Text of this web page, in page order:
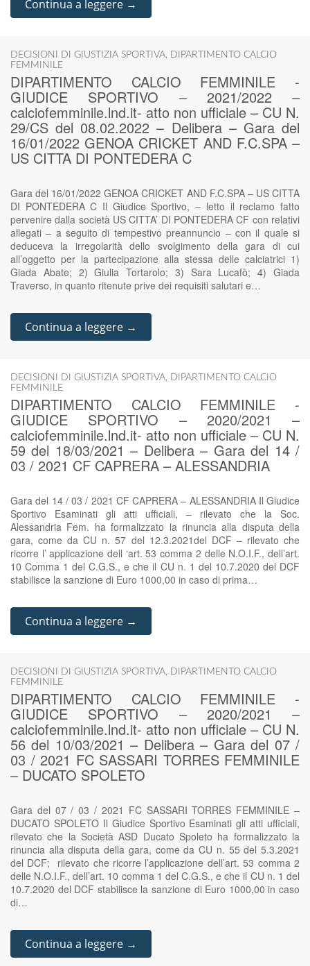
Continua a leggere →
DECISIONI DI GIUSTIZIA SPORTIVA, DIPARTIMENTO CALCIO
FEMMINILE
DIPARTIMENTO CALCIO FEMMINILE -
GIUDICE SPORTIVO – 2021/2022 –
calciofemminile.lnd.it- atto non ufficiale – CU N.
29/CS del 08.02.2022 – Delibera – Gara del
16/01/2022 GENOA CRICKET AND F.C.SPA –
US CITTA DI PONTEDERA C
Gara del 16/01/2022 GENOA CRICKET AND F.C.SPA – US CITTA
DI PONTEDERA C Il Giudice Sportivo, – letto il reclamo fatto
pervenire dalla società US CITTA’ DI PONTEDERA CF con relativi
allegati – a seguito di tempestivo preannuncio – con il quale si
deduceva la irregolarità dello svolgimento della gara di cui
all’oggetto per la partecipazione alla stessa delle calciatrici 1)
Giada Abate; 2) Giulia Tortarolo; 3) Sara Lucafò; 4) Giada
Traverso, in quanto ritenute prive dei requisiti salutari e…
Continua a leggere →
DECISIONI DI GIUSTIZIA SPORTIVA, DIPARTIMENTO CALCIO
FEMMINILE
DIPARTIMENTO CALCIO FEMMINILE -
GIUDICE SPORTIVO – 2020/2021 –
calciofemminile.lnd.it- atto non ufficiale – CU N.
59 del 18/03/2021 – Delibera – Gara del 14 /
03 / 2021 CF CAPRERA – ALESSANDRIA
Gara del 14 / 03 / 2021 CF CAPRERA – ALESSANDRIA Il Giudice
Sportivo Esaminati gli atti ufficiali, – rilevato che la Soc.
Alessandria Fem. ha formalizzato la rinuncia alla disputa della
gara, come da CU n. 57 del 12.3.2021del DCF – rilevato che
ricorre l’ applicazione dell ‘art. 53 comma 2 delle N.O.I.F., dell’art.
10 Comma 1 del C.G.S., e che il CU n. 1 del 10.7.2020 del DCF
stabilisce la sanzione di Euro 1000,00 in caso di prima…
Continua a leggere →
DECISIONI DI GIUSTIZIA SPORTIVA, DIPARTIMENTO CALCIO
FEMMINILE
DIPARTIMENTO CALCIO FEMMINILE -
GIUDICE SPORTIVO – 2020/2021 –
calciofemminile.lnd.it- atto non ufficiale – CU N.
56 del 10/03/2021 – Delibera – Gara del 07 /
03 / 2021 FC SASSARI TORRES FEMMINILE
– DUCATO SPOLETO
Gara del 07 / 03 / 2021 FC SASSARI TORRES FEMMINILE –
DUCATO SPOLETO Il Giudice Sportivo Esaminati gli atti ufficiali,
rilevato che la Società ASD Ducato Spoleto ha formalizzato la
rinuncia alla disputa della gara, come da CU n. 55 del 5.3.2021
del DCF; rilevato che ricorre l’applicazione dell’art. 53 comma 2
delle N.O.I.F., dell’art. 10 comma 1 del C.G.S., e che il CU n. 1 del
10.7.2020 del DCF stabilisce la sanzione di Euro 1000,00 in caso
di…
Continua a leggere →